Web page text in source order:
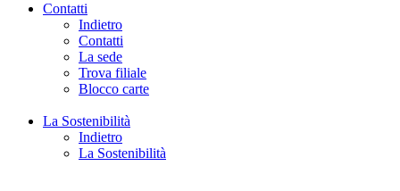
Contatti
Indietro
Contatti
La sede
Trova filiale
Blocco carte
La Sostenibilità
Indietro
La Sostenibilità